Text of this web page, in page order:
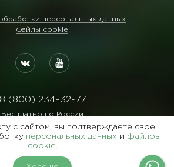
персональных данных
Файлы cookie
8 (800) 234-32-77
Бесплатно по России
Реквизиты:
"Славянский Двор"
с сайтом, вы подтверждаете свое
персональных данных и файлов
cookie.